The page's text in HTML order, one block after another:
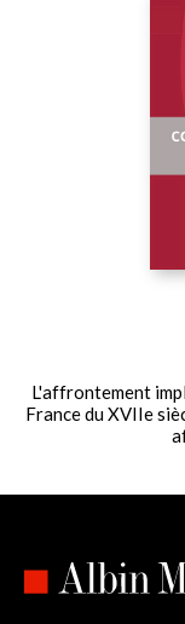
L'affrontement
France du XVIIe